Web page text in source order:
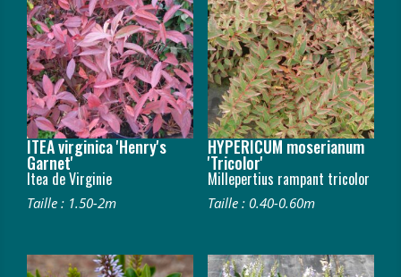
ITEA virginica 'Henry's
Garnet'
Itea de Virginie
Taille : 1.50-2m
HYPERICUM moserianum
'Tricolor'
Millepertius rampant tricolor
Taille : 0.40-0.60m